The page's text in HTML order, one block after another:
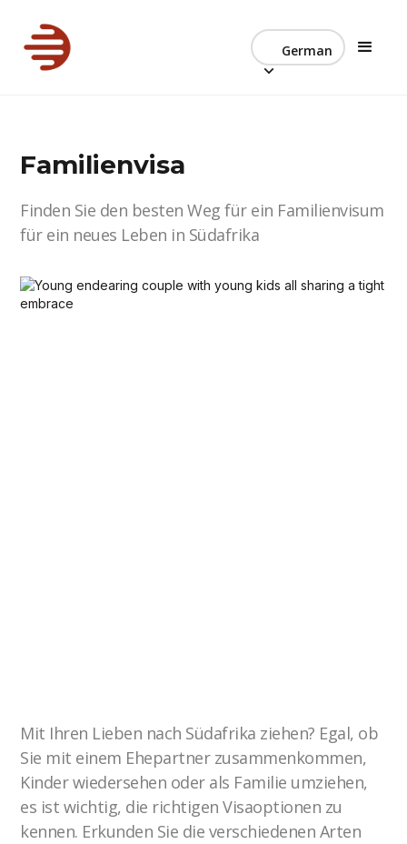
German
Familienvisa
Finden Sie den besten Weg für ein Familienvisum
für ein neues Leben in Südafrika
Mit Ihren Lieben nach Südafrika ziehen? Egal, ob
Sie mit einem Ehepartner zusammenkommen,
Kinder wiedersehen oder als Familie umziehen,
es ist wichtig, die richtigen Visaoptionen zu
kennen. Erkunden Sie die verschiedenen Arten